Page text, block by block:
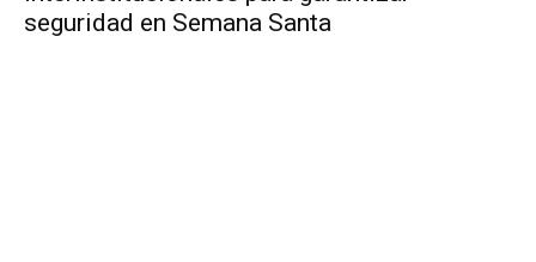
seguridad en Semana Santa